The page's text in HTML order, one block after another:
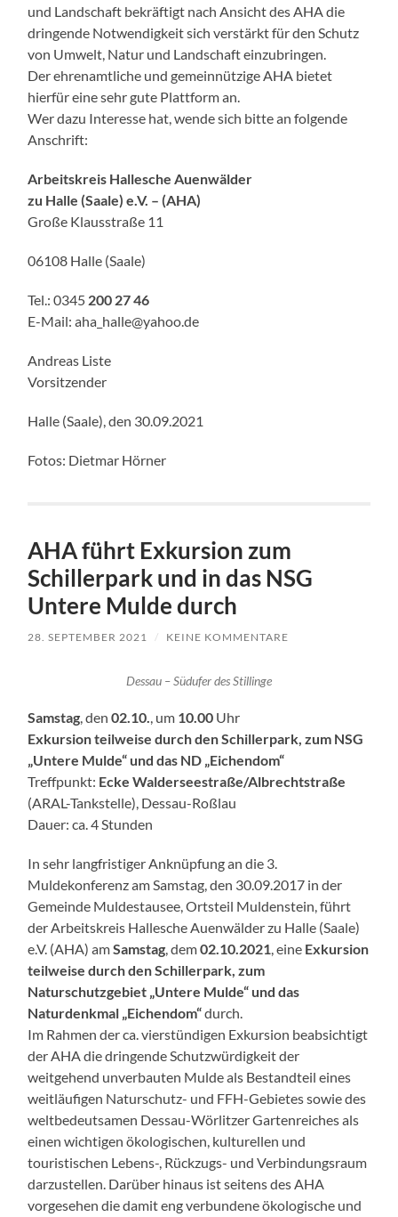
und Landschaft bekräftigt nach Ansicht des AHA die
dringende Notwendigkeit sich verstärkt für den Schutz
von Umwelt, Natur und Landschaft einzubringen.
Der ehrenamtliche und gemeinnützige AHA bietet
hierfür eine sehr gute Plattform an.
Wer dazu Interesse hat, wende sich bitte an folgende
Anschrift:
Arbeitskreis Hallesche Auenwälder
zu Halle (Saale) e.V. – (AHA)
Große Klausstraße 11
06108 Halle (Saale)
Tel.: 0345 200 27 46
E-Mail: aha_halle@yahoo.de
Andreas Liste
Vorsitzender
Halle (Saale), den 30.09.2021
Fotos: Dietmar Hörner
AHA führt Exkursion zum
Schillerpark und in das NSG
Untere Mulde durch
28. SEPTEMBER 2021 / KEINE KOMMENTARE
Dessau – Südufer des Stillinge
Samstag, den02.10., um 10.00 Uhr
Exkursion teilweise durch den Schillerpark, zum NSG
„Untere Mulde“ und das ND „Eichendom“
Treffpunkt: Ecke Walderseestraße/Albrechtstraße
(ARAL-Tankstelle), Dessau-Roßlau
Dauer: ca. 4 Stunden
In sehr langfristiger Anknüpfung an die 3.
Muldekonferenz am Samstag, den 30.09.2017 in der
Gemeinde Muldestausee, Ortsteil Muldenstein, führt
der Arbeitskreis Hallesche Auenwälder zu Halle (Saale)
e.V. (AHA) amSamstag, dem02.10.2021, eine Exkursion
teilweise durch den Schillerpark, zum
Naturschutzgebiet „Untere Mulde“ und das
Naturdenkmal „Eichendom“durch.
Im Rahmen der ca. vierstündigen Exkursion beabsichtigt
der AHA die dringende Schutzwürdigkeit der
weitgehend unverbauten Mulde als Bestandteil eines
weitläufigen Naturschutz- und FFH-Gebietes sowie des
weltbedeutsamen Dessau-Wörlitzer Gartenreiches als
einen wichtigen ökologischen, kulturellen und
touristischen Lebens-, Rückzugs- und Verbindungsraum
darzustellen. Darüber hinaus ist seitens des AHA
vorgesehen die damit eng verbundene ökologische und